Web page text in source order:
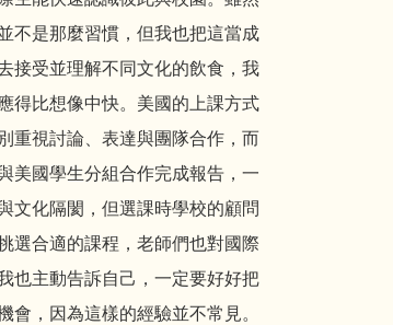
不是那麼習慣，但我也把這當成
接受並理解不同文化的飲食，我
得比想像中快。美國的上課方式
重視討論、表達與團隊合作，而
美國學生分組合作完成報告，一
文化隔閡，但選課時學校的顧問
選合適的課程，老師們也對國際
也主動告訴自己，一定要好好把
會，因為這樣的經驗並不常見。